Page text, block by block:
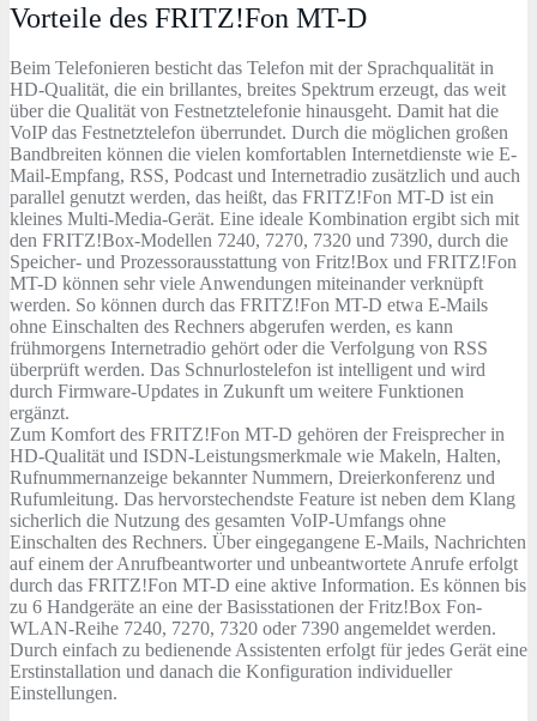
Vorteile des FRITZ!Fon MT-D
Beim Telefonieren besticht das Telefon mit der Sprachqualität in
HD-Qualität, die ein brillantes, breites Spektrum erzeugt, das weit
über die Qualität von Festnetztelefonie hinausgeht. Damit hat die
VoIP das Festnetztelefon überrundet. Durch die möglichen großen
Bandbreiten können die vielen komfortablen Internetdienste wie E-
Mail-Empfang, RSS, Podcast und Internetradio zusätzlich und auch
parallel genutzt werden, das heißt, das FRITZ!Fon MT-D ist ein
kleines Multi-Media-Gerät. Eine ideale Kombination ergibt sich mit
den FRITZ!Box-Modellen 7240, 7270, 7320 und 7390, durch die
Speicher- und Prozessorausstattung von Fritz!Box und FRITZ!Fon
MT-D können sehr viele Anwendungen miteinander verknüpft
werden. So können durch das FRITZ!Fon MT-D etwa E-Mails
ohne Einschalten des Rechners abgerufen werden, es kann
frühmorgens Internetradio gehört oder die Verfolgung von RSS
überprüft werden. Das Schnurlostelefon ist intelligent und wird
durch Firmware-Updates in Zukunft um weitere Funktionen
ergänzt.
Zum Komfort des FRITZ!Fon MT-D gehören der Freisprecher in
HD-Qualität und ISDN-Leistungsmerkmale wie Makeln, Halten,
Rufnummernanzeige bekannter Nummern, Dreierkonferenz und
Rufumleitung. Das hervorstechendste Feature ist neben dem Klang
sicherlich die Nutzung des gesamten VoIP-Umfangs ohne
Einschalten des Rechners. Über eingegangene E-Mails, Nachrichten
auf einem der Anrufbeantworter und unbeantwortete Anrufe erfolgt
durch das FRITZ!Fon MT-D eine aktive Information. Es können bis
zu 6 Handgeräte an eine der Basisstationen der Fritz!Box Fon-
WLAN-Reihe 7240, 7270, 7320 oder 7390 angemeldet werden.
Durch einfach zu bedienende Assistenten erfolgt für jedes Gerät eine
Erstinstallation und danach die Konfiguration individueller
Einstellungen.